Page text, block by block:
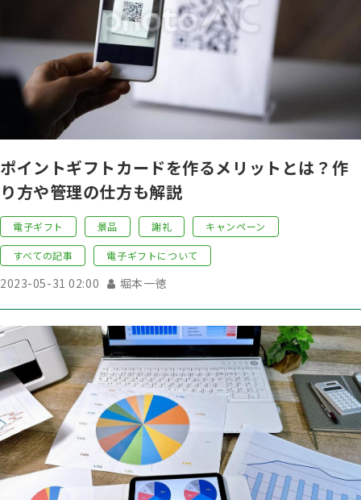
ポイントギフトカードを作るメリットとは？作
り方や管理の仕方も解説
電子ギフト 景品 謝礼 キャンペーン
すべての記事 電子ギフトについて
2023-05-31 02:00 堀本一徳